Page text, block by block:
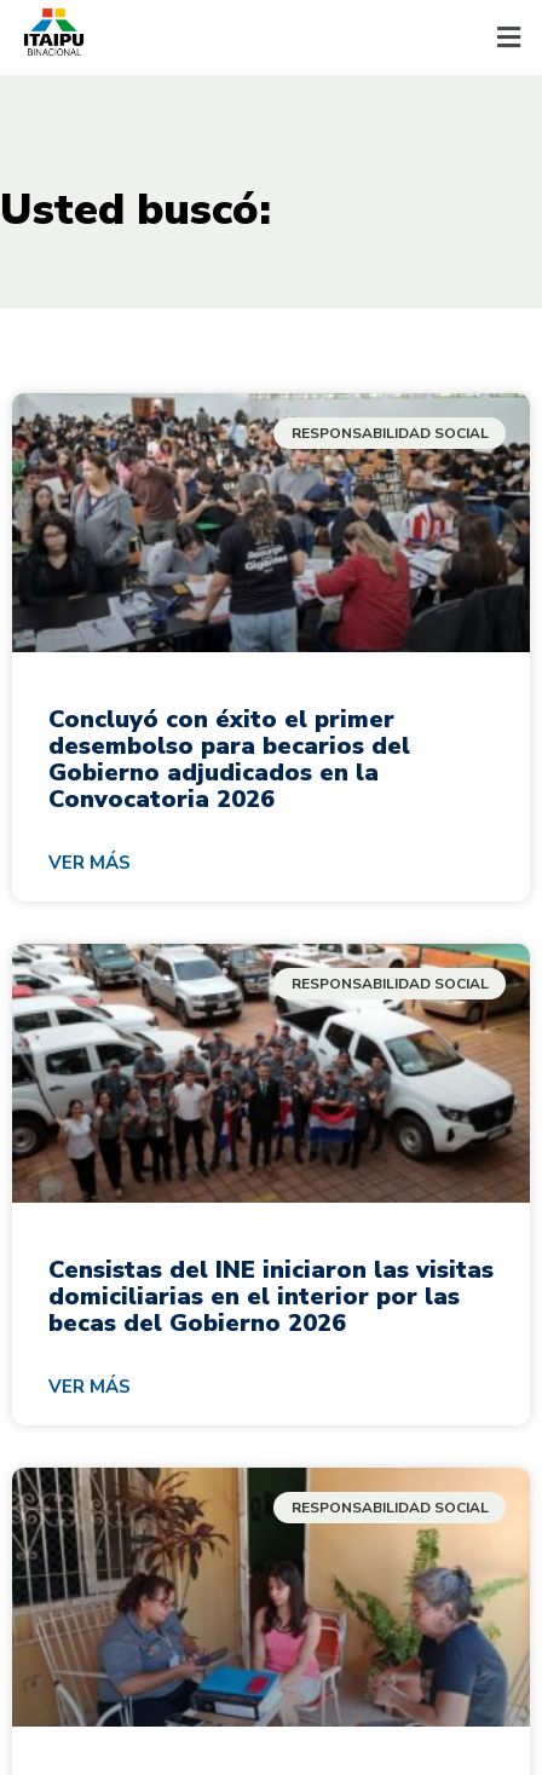
Usted buscó:
RESPONSABILIDAD SOCIAL
Concluyó con éxito el primer
desembolso para becarios del
Gobierno adjudicados en la
Convocatoria 2026
VER MÁS
RESPONSABILIDAD SOCIAL
Censistas del INE iniciaron las visitas
domiciliarias en el interior por las
becas del Gobierno 2026
VER MÁS
RESPONSABILIDAD SOCIAL